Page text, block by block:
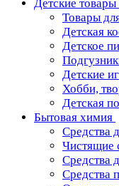
Детские товары
Товары
Детская
Детское
Детские
Хобби,
Детская
Бытовая химия
Средства
Чистящие
Средства
Средства